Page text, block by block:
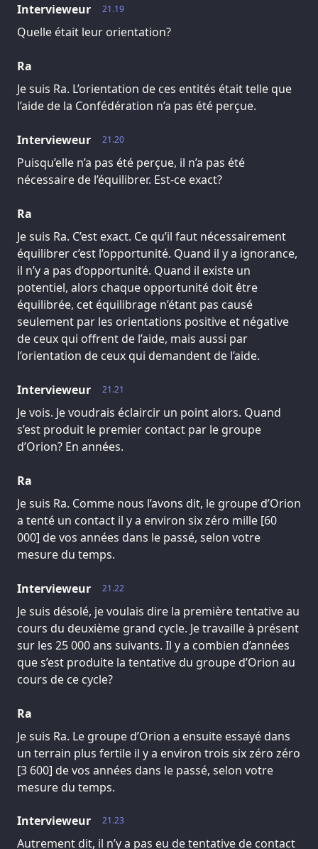
21.19
Intervieweur
Quelle était leur orientation?
Ra
Je suis Ra. L’orientation de ces entités était telle que
l’aide de la Confédération n’a pas été perçue.
21.20
Intervieweur
Puisqu’elle n’a pas été perçue, il n’a pas été
nécessaire de l’équilibrer. Est-ce exact?
Ra
Je suis Ra. C’est exact. Ce qu’il faut nécessairement
équilibrer c’est l’opportunité. Quand il y a ignorance,
il n’y a pas d’opportunité. Quand il existe un
potentiel, alors chaque opportunité doit être
équilibrée, cet équilibrage n’étant pas causé
seulement par les orientations positive et négative
de ceux qui offrent de l’aide, mais aussi par
l’orientation de ceux qui demandent de l’aide.
21.21
Intervieweur
Je vois. Je voudrais éclaircir un point alors. Quand
s’est produit le premier contact par le groupe
d’Orion? En années.
Ra
Je suis Ra. Comme nous l’avons dit, le groupe d’Orion
a tenté un contact il y a environ six zéro mille [60
000] de vos années dans le passé, selon votre
mesure du temps.
21.22
Intervieweur
Je suis désolé, je voulais dire la première tentative au
cours du deuxième grand cycle. Je travaille à présent
sur les 25 000 ans suivants. Il y a combien d’années
que s’est produite la tentative du groupe d’Orion au
cours de ce cycle?
Ra
Je suis Ra. Le groupe d’Orion a ensuite essayé dans
un terrain plus fertile il y a environ trois six zéro zéro
[3 600] de vos années dans le passé, selon votre
mesure du temps.
21.23
Intervieweur
Autrement dit, il n’y a pas eu de tentative de contact